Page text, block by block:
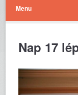
Menu
Nap 17